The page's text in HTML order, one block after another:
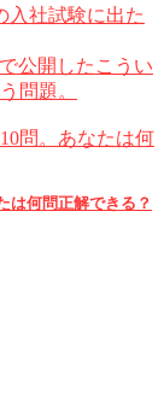
入社試験に出た
公開したこうい
問題。
は何問正解できる？